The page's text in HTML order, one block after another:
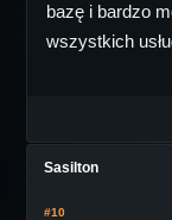
bazę i bardzo
wszystkich
Sasilton
#10